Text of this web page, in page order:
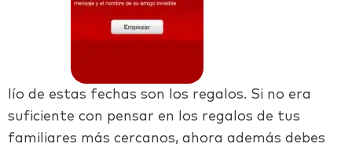
lío de estas fechas son los regalos. Si no era
suficiente con pensar en los regalos de tus
familiares más cercanos, ahora además debes